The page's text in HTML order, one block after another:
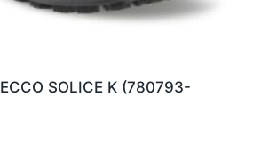
SOLICE K (780793-